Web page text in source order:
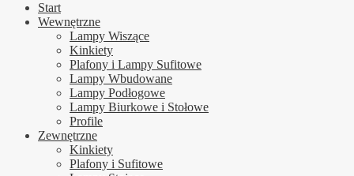
Start
Wewnętrzne
Lampy Wiszące
Kinkiety
Plafony i Lampy Sufitowe
Lampy Wbudowane
Lampy Podłogowe
Lampy Biurkowe i Stołowe
Profile
Zewnętrzne
Kinkiety
Plafony i Sufitowe